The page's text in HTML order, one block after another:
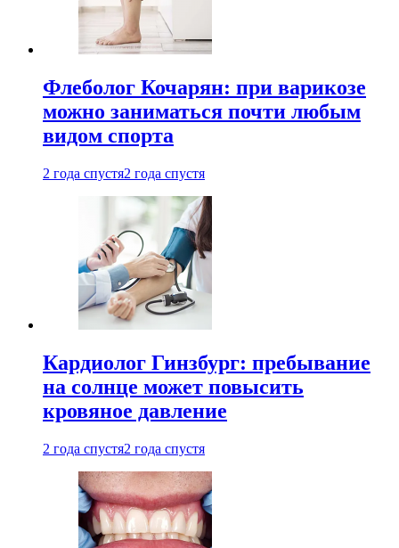
Флеболог Кочарян: при варикозе
можно заниматься почти любым
видом спорта
2 года спустя2 года спустя
Кардиолог Гинзбург: пребывание
на солнце может повысить
кровяное давление
2 года спустя2 года спустя